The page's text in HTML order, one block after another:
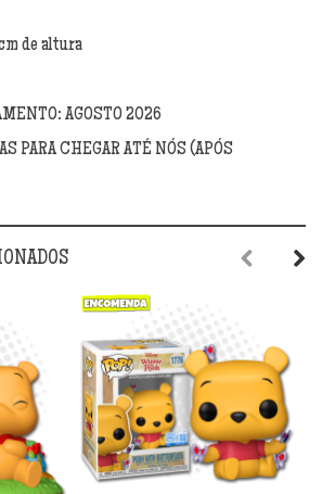
de altura
AGOSTO 2026
PARA CHEGAR ATÉ NÓS (APÓS